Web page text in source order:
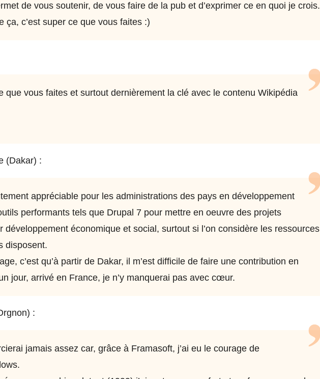
de vous soutenir, de vous faire de la pub et d’exprimer ce en quoi je crois.
ça, c’est super ce que vous faites :)
que vous faites et surtout dernièrement la clé avec le contenu Wikipédia
(Dakar) :
appréciable pour les administrations des pays en développement
performants tels que Drupal 7 pour mettre en oeuvre des projets
développement économique et social, surtout si l’on considère les ressources
disposent.
c’est qu’à partir de Dakar, il m’est difficile de faire une contribution en
jour, arrivé en France, je n’y manquerai pas avec cœur.
:
jamais assez car, grâce à Framasoft, j’ai eu le courage de